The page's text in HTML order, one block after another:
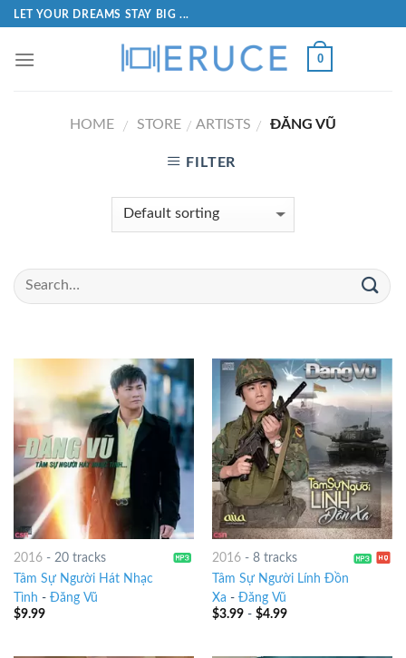
LET YOUR DREAMS STAY BIG ...
0
HOME / STORE / ARTISTS / ĐĂNG VŨ
FILTER
2016- 20 tracks
Tâm Sự Người Hát Nhạc
Tình - Đăng Vũ
$9.99
2016- 8 tracks
Tâm Sự Người Lính Đồn
Xa - Đăng Vũ
$3.99- $4.99